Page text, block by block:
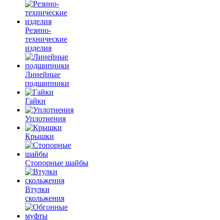
Резино-
технические
изделия
Линейные
подшипники
Гайки
Уплотнения
Крышки
Стопорные шайбы
Втулки
скольжения